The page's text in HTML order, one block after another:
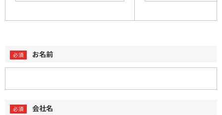
お名前
会社名